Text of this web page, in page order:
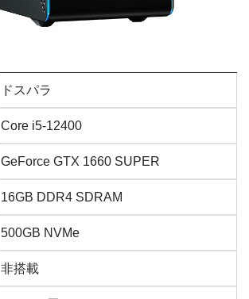
ドスパラ
Core i5-12400
GeForce GTX 1660 SUPER
16GB DDR4 SDRAM
500GB NVMe
非搭載